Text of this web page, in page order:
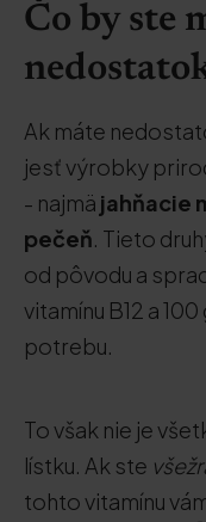
Čo by ste
Ak máte
jesť výrobky
- najmä jahňacie
pečeň. Tieto
od pôvodu a
vitamínu B12 a
potrebu.
To však nie je
lístku. Ak ste
tohto vitamínu